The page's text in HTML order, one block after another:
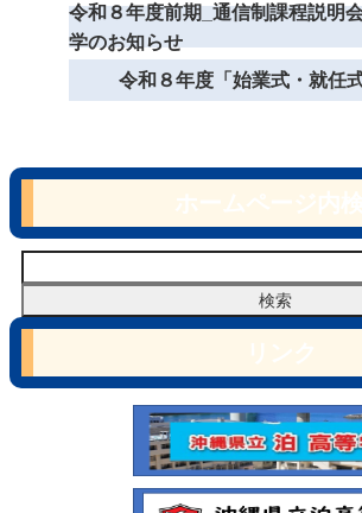
令和８年度前期_通信制課程説明
学のお知らせ
令和８年度「始業式・就任